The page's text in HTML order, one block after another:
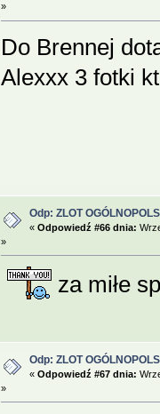
»
Do Brennej
Alexxx 3 fotki
Odp: ZLOT
« Odpowiedź #66 dnia:
»
za miłe
Odp: ZLOT
« Odpowiedź #67 dnia:
»